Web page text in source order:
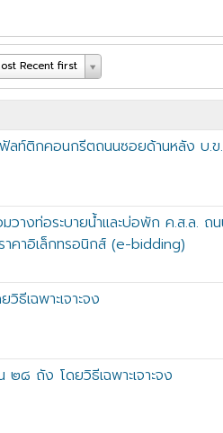
Recent first
ท์ติกคอนกรีตถนนซอยด้านหลัง บ.ข
วางท่อระบายน้ำและบ่อพัก ค.ส.ล.
คาอิเล็กทรอนิกส์ (e-bidding)
ธีเฉพาะเจาะจง
๘ ถัง โดยวิธีเฉพาะเจาะจง